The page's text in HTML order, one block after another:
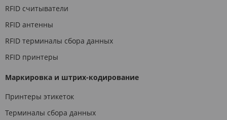
RFID считыватели
RFID антенны
RFID терминалы сбора данных
RFID принтеры
Маркировка и штрих-кодирование
Принтеры этикеток
Терминалы сбора данных